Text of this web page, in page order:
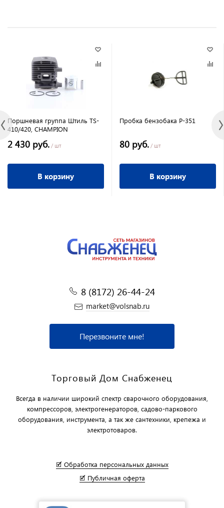
Поршневая группа Штиль TS-
410/420, CHAMPION
2 430 руб. / шт
В корзину
Пробка бензобака Р-351
80 руб. / шт
В корзину
8 (8172) 26-44-24
market@volsnab.ru
Перезвоните мне!
Торговый Дом Снабженец
Всегда в наличии широкий спектр сварочного оборудования,
компрессоров, электрогенераторов, садово-паркового
оборудования, инструмента, а так же сантехники, крепежа и
электротоваров.
🗹 Обработка персональных данных
🗹 Публичная оферта